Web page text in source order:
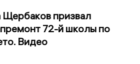
призвал
72-й школы по
Видео